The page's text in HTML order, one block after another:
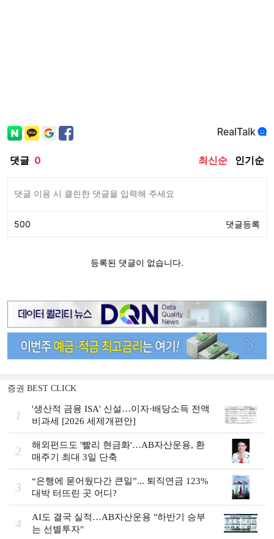
증권 BEST CLICK
1
'생산적 금융 ISA' 신설…이자·배당소득 전액
비과세 [2026 세제개편안]
2
해외펀드도 '빨리 현금화'…AB자산운용, 환
매주기 최대 3일 단축
3
“은행에 묻어뒀다간 큰일”... 퇴직연금 123%
대박 터뜨린 곳 어디?
4
AI도 결국 실적…AB자산운용 "하반기 승부
는 선별투자"